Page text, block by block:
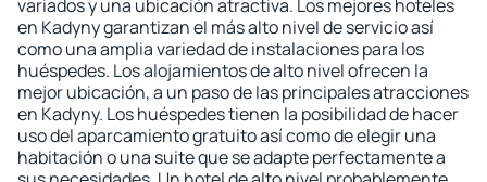
variados y una ubicación atractiva. Los mejores hoteles
en Kadyny garantizan el más alto nivel de servicio así
como una amplia variedad de instalaciones para los
huéspedes. Los alojamientos de alto nivel ofrecen la
mejor ubicación, a un paso de las principales atracciones
en Kadyny. Los huéspedes tienen la posibilidad de hacer
uso del aparcamiento gratuito así como de elegir una
habitación o una suite que se adapte perfectamente a